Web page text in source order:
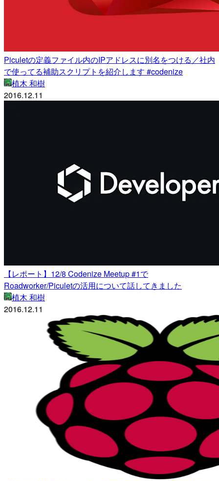
Piculetの定義ファイル内のIPアドレスに別名をつける／社内
で使ってる補助スクリプトを紹介します #codenize
植木 和樹
2016.12.11
【レポート】12/8 Codenize Meetup #1で
Roadworker/Piculetの活用について話してきました
植木 和樹
2016.12.11